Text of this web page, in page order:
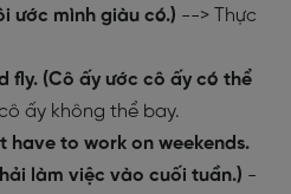
ước mình giàu có.) --> Thực
fly. (Cô ấy ước cô ấy có thể
ấy không thể bay.
have to work on weekends.
làm việc vào cuối tuần.) -